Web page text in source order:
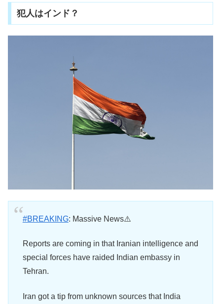
犯人はインド？
#BREAKING: Massive News⚠️
Reports are coming in that Iranian intelligence and
special forces have raided Indian embassy in
Tehran.
Iran got a tip from unknown sources that India